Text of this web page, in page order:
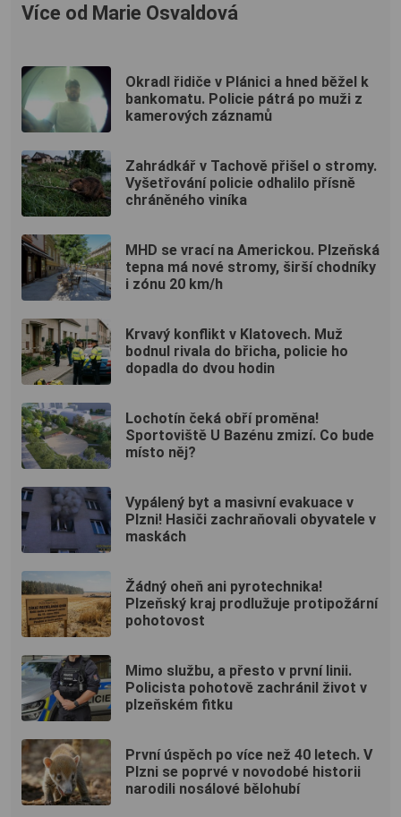
Více od Marie Osvaldová
Okradl řidiče v Plánici a hned běžel k
bankomatu. Policie pátrá po muži z
kamerových záznamů
Zahrádkář v Tachově přišel o stromy.
Vyšetřování policie odhalilo přísně
chráněného viníka
MHD se vrací na Americkou. Plzeňská
tepna má nové stromy, širší chodníky
i zónu 20 km/h
Krvavý konflikt v Klatovech. Muž
bodnul rivala do břicha, policie ho
dopadla do dvou hodin
Lochotín čeká obří proměna!
Sportoviště U Bazénu zmizí. Co bude
místo něj?
Vypálený byt a masivní evakuace v
Plzni! Hasiči zachraňovali obyvatele v
maskách
Žádný oheň ani pyrotechnika!
Plzeňský kraj prodlužuje protipožární
pohotovost
Mimo službu, a přesto v první linii.
Policista pohotově zachránil život v
plzeňském fitku
První úspěch po více než 40 letech. V
Plzni se poprvé v novodobé historii
narodili nosálové bělohubí